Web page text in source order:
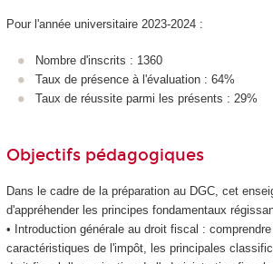
Pour l'année universitaire 2023-2024 :
Nombre d'inscrits : 1360
Taux de présence à l'évaluation : 64%
Taux de réussite parmi les présents : 29%
Objectifs pédagogiques
Dans le cadre de la préparation au DGC, cet
d'appréhender les principes fondamentaux
• Introduction générale au droit fiscal :
caractéristiques de l'impôt, les principales